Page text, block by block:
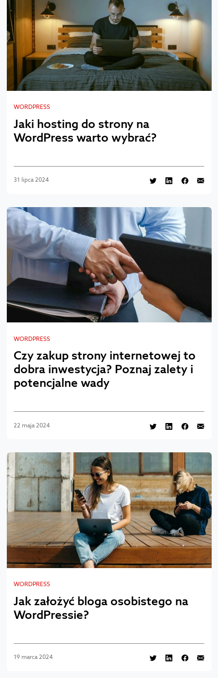
WORDPRESS
Jaki hosting do strony na
WordPress warto wybrać?
31 lipca 2024
WORDPRESS
Czy zakup strony internetowej to
dobra inwestycja? Poznaj zalety i
potencjalne wady
22 maja 2024
WORDPRESS
Jak założyć bloga osobistego na
WordPressie?
19 marca 2024